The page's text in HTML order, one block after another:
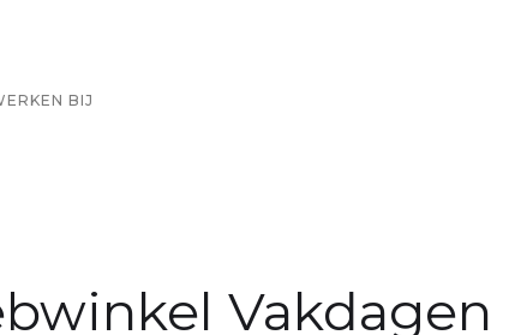
BIJ
Vakdagen